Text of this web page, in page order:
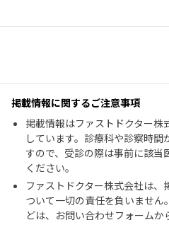
掲載情報に関するご注意事項
掲載情報はファストドクター
しています。診療科や診察時
すので、受診の際は事前に該
ください。
ファストドクター株式会社は
ついて一切の責任を負いませ
どは、お問い合わせフォームか